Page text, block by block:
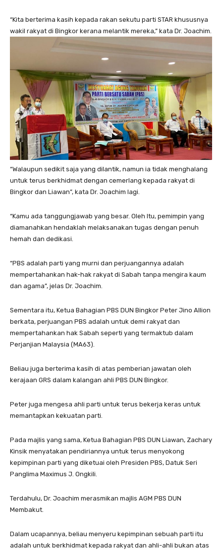
“Kita berterima kasih kepada rakan sekutu parti STAR khususnya
wakil rakyat di Bingkor kerana melantik mereka,” kata Dr. Joachim.
“Walaupun sedikit saja yang dilantik, namun ia tidak menghalang
untuk terus berkhidmat dengan cemerlang kepada rakyat di
Bingkor dan Liawan”, kata Dr. Joachim lagi.
“Kamu ada tanggungjawab yang besar. Oleh Itu, pemimpin yang
diamanahkan hendaklah melaksanakan tugas dengan penuh
hemah dan dedikasi.
“PBS adalah parti yang murni dan perjuangannya adalah
mempertahankan hak-hak rakyat di Sabah tanpa mengira kaum
dan agama”, jelas Dr. Joachim.
Sementara itu, Ketua Bahagian PBS DUN Bingkor Peter Jino Allion
berkata, perjuangan PBS adalah untuk demi rakyat dan
mempertahankan hak Sabah seperti yang termaktub dalam
Perjanjian Malaysia (MA63).
Beliau juga berterima kasih di atas pemberian jawatan oleh
kerajaan GRS dalam kalangan ahli PBS DUN Bingkor.
Peter juga mengesa ahli parti untuk terus bekerja keras untuk
memantapkan kekuatan parti.
Pada majlis yang sama, Ketua Bahagian PBS DUN Liawan, Zachary
Kinsik menyatakan pendiriannya untuk terus menyokong
kepimpinan parti yang diketuai oleh Presiden PBS, Datuk Seri
Panglima Maximus J. Ongkili.
Terdahulu, Dr. Joachim merasmikan majlis AGM PBS DUN
Membakut.
Dalam ucapannya, beliau menyeru kepimpinan sebuah parti itu
adalah untuk berkhidmat kepada rakyat dan ahli-ahli bukan atas